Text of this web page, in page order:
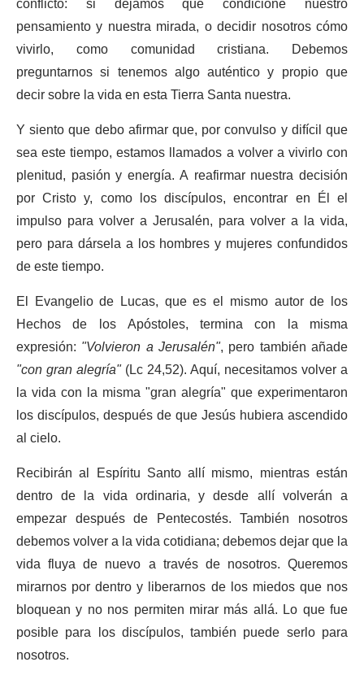
pensamiento y nuestra mirada, o decidir nosotros cómo
vivirlo, como comunidad cristiana. Debemos
preguntarnos si tenemos algo auténtico y propio que
decir sobre la vida en esta Tierra Santa nuestra.
Y siento que debo afirmar que, por convulso y difícil que
sea este tiempo, estamos llamados a volver a vivirlo con
plenitud, pasión y energía. A reafirmar nuestra decisión
por Cristo y, como los discípulos, encontrar en Él el
impulso para volver a Jerusalén, para volver a la vida,
pero para dársela a los hombres y mujeres confundidos
de este tiempo.
El Evangelio de Lucas, que es el mismo autor de los
Hechos de los Apóstoles, termina con la misma
expresión: "Volvieron a Jerusalén", pero también añade
"con gran alegría"(Lc 24,52). Aquí, necesitamos volver a
la vida con la misma "gran alegría" que experimentaron
los discípulos, después de que Jesús hubiera ascendido
al cielo.
Recibirán al Espíritu Santo allí mismo, mientras están
dentro de la vida ordinaria, y desde allí volverán a
empezar después de Pentecostés. También nosotros
debemos volver a la vida cotidiana; debemos dejar que la
vida fluya de nuevo a través de nosotros. Queremos
mirarnos por dentro y liberarnos de los miedos que nos
bloquean y no nos permiten mirar más allá. Lo que fue
posible para los discípulos, también puede serlo para
nosotros.